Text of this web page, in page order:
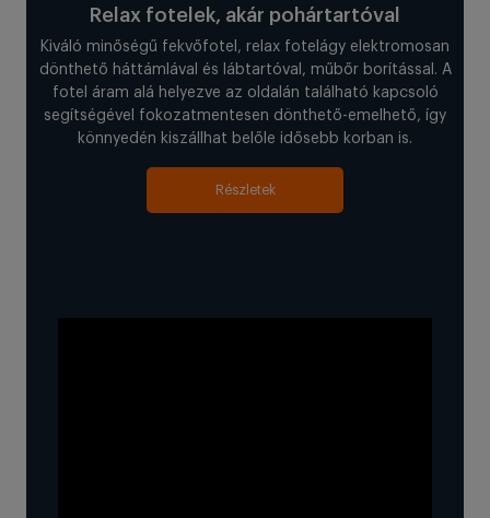
Relax fotelek, akár pohártartóval
Kiváló minőségű fekvőfotel, relax fotelágy elektromosan
dönthető háttámlával és lábtartóval, műbőr borítással. A
fotel áram alá helyezve az oldalán található kapcsoló
segítségével fokozatmentesen dönthető-emelhető, így
könnyedén kiszállhat belőle idősebb korban is.
Részletek